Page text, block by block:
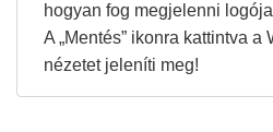
hogyan fog megjelenni
A „Mentés” ikonra kattintva a
nézetet jeleníti meg!